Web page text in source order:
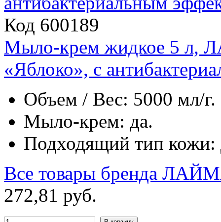
Код 600189
Мыло-крем жидкое 5 л,
«Яблоко», с
Объем / Вес: 5000 мл/г.
Мыло-крем: да.
Подходящий тип кожи:
Все товары бренда
272,81 руб.